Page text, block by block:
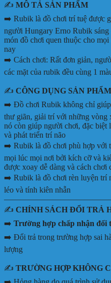
✍️ MÔ TẢ SẢN PHẨM
➡️ Rubik là đồ chơi trí tuệ được
người Hungary Erno Rubik sáng
món đồ chơi quen thuộc cho
nay
➡️ Cách chơi: Rất đơn giản,
các mặt của rubik đều cùng 1
✍️ CÔNG DỤNG SẢN PHẨM
➡️ Đồ chơi Rubik không chỉ
thư giãn, giải trí với những vòng
nó còn giúp người chơi, đặc biệt
và phát triển trí não
➡️ Rubik là đồ chơi phù hợp với
mọi lúc mọi nơi bởi kích cỡ và
được xoay dễ dàng và cách chơi
➡️ Rubik là đồ chơi rèn luyện trí
léo và tính kiên nhẫn
✍️ CHÍNH SÁCH ĐỔI TRẢ
➡️ Trường hợp chấp nhận đổi
➡️ Đổi trả trong trường hợp sai
lượng
✍️ TRƯỜNG HỢP KHÔNG